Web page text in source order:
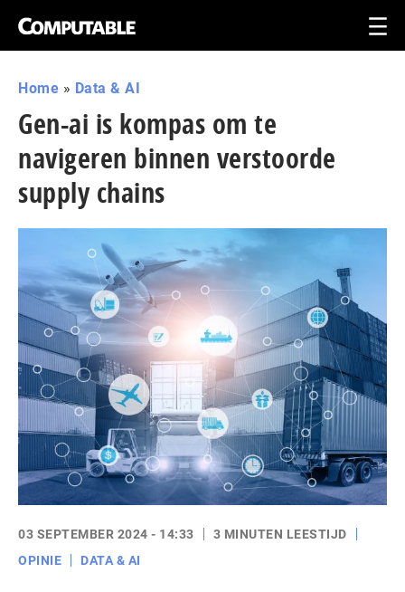
Home » Data & AI
Gen-ai is kompas om te
navigeren binnen verstoorde
supply chains
03 SEPTEMBER 2024 - 14:33
3 MINUTEN LEESTIJD
OPINIE
DATA & AI